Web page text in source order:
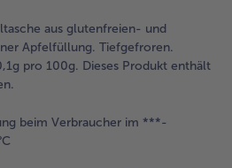
aus glutenfreien- und
Apfelfüllung. Tiefgefroren.
pro 100g. Dieses Produkt enthält
beim Verbraucher im ***-